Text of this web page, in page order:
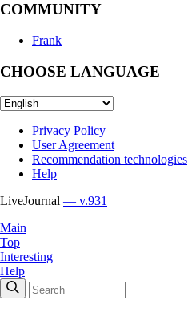
COMMUNITY
Frank
CHOOSE LANGUAGE
Privacy Policy
User Agreement
Recommendation technologies
Help
LiveJournal — v.931
Main
Top
Interesting
Help